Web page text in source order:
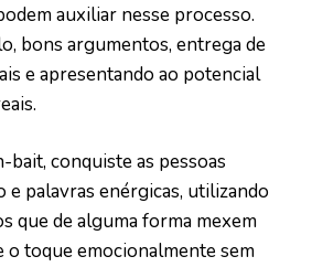
auxiliar nesse processo.
bons argumentos, entrega de
e apresentando ao potencial
conquiste as pessoas
e palavras enérgicas, utilizando
que de alguma forma mexem
o toque emocionalmente sem